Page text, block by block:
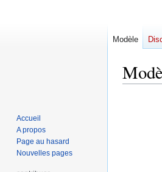
Modèle
Accueil
A propos
Page au hasard
Nouvelles pages